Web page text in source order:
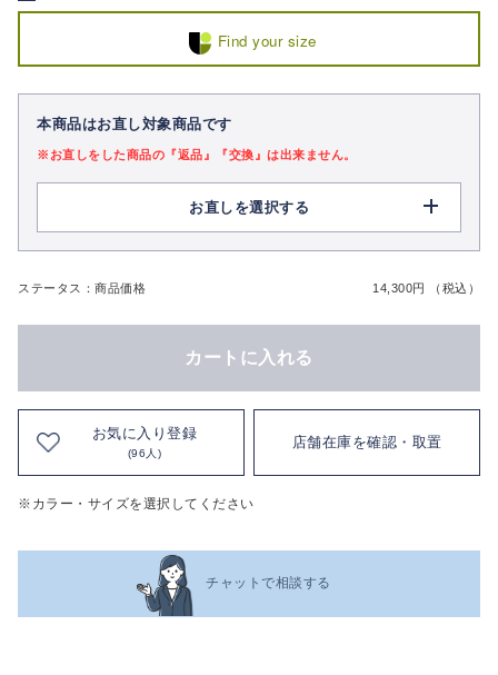
Find your size
本商品はお直し対象商品です
※お直しをした商品の『返品』『交換』は出来ません。
お直しを選択する
ステータス：商品価格 14,300円 （税込）
カートに入れる
お気に入り登録
(96人)
店舗在庫を確認・取置
※カラー・サイズを選択してください
チャットで相談する